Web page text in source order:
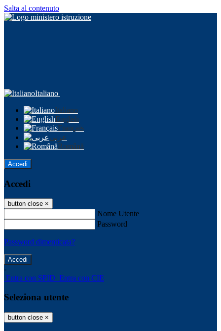
Salta al contenuto
Italiano
Italiano
English
Français
عربى
Română
Accedi
Accedi
button close ×
Nome Utente
Password
Password dimenticata?
-
Entra con SPID Entra con CIE
Seleziona utente
button close ×